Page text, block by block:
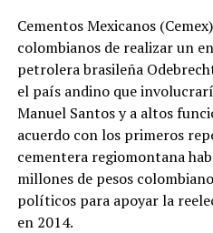
Cementos Mexicanos
colombianos de realizar un
petrolera brasileña
el país andino que
Manuel Santos y a altos
acuerdo con los primeros
cementera regiomontana
millones de pesos
políticos para apoyar la
en 2014.